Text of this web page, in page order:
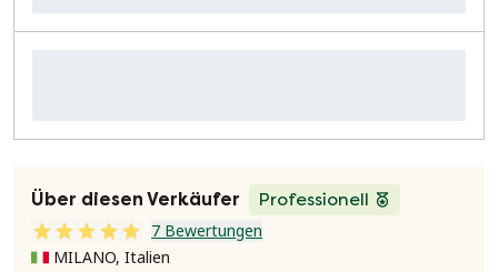
Über diesen Verkäufer
Professionell
7 Bewertungen
MILANO, Italien